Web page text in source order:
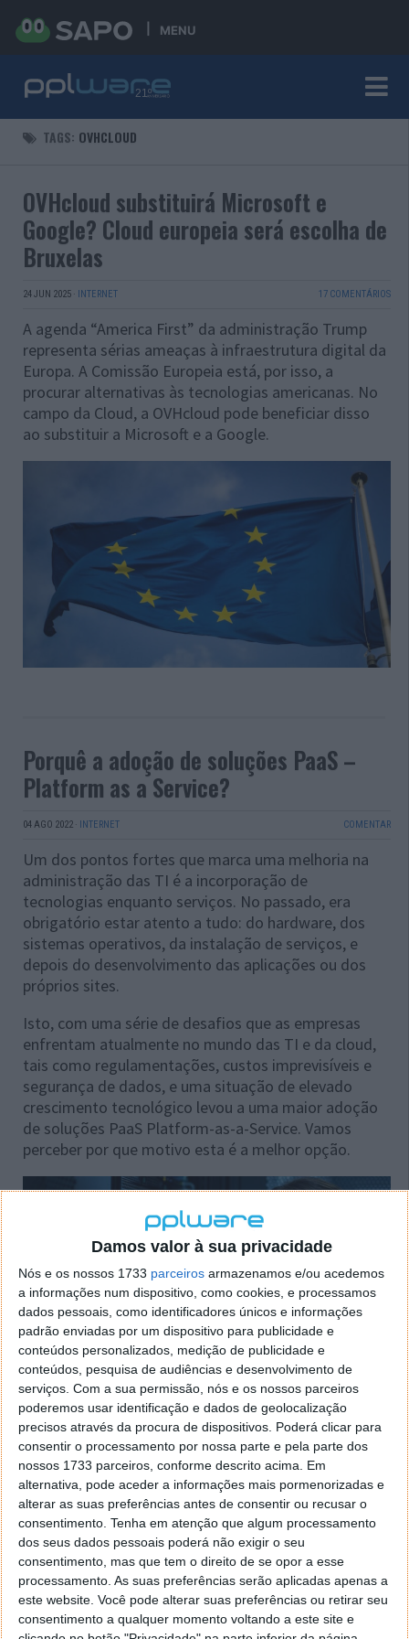
Damos valor à sua privacidade
Nós e os nossos 1733 parceiros armazenamos e/ou acedemos
a informações num dispositivo, como cookies, e processamos
dados pessoais, como identificadores únicos e informações
padrão enviadas por um dispositivo para publicidade e
conteúdos personalizados, medição de publicidade e
conteúdos, pesquisa de audiências e desenvolvimento de
serviços. Com a sua permissão, nós e os nossos parceiros
poderemos usar identificação e dados de geolocalização
precisos através da procura de dispositivos. Poderá clicar para
consentir o processamento por nossa parte e pela parte dos
nossos 1733 parceiros, conforme descrito acima. Em
alternativa, pode aceder a informações mais pormenorizadas e
alterar as suas preferências antes de consentir ou recusar o
consentimento. Tenha em atenção que algum processamento
dos seus dados pessoais poderá não exigir o seu
consentimento, mas que tem o direito de se opor a esse
processamento. As suas preferências serão aplicadas apenas a
este website. Você pode alterar suas preferências ou retirar seu
consentimento a qualquer momento voltando a este site e
MENU
TAGS: OVHCLOUD
OVHcloud substituirá Microsoft e
Google? Cloud europeia será escolha de
Bruxelas
24 JUN 2025 · INTERNET 17 COMENTÁRIOS
A agenda “America First” da administração Trump
representa sérias ameaças à infraestrutura digital da
Europa. A Comissão Europeia está, por isso, a
procurar alternativas às tecnologias americanas. No
campo da Cloud, a OVHcloud pode beneficiar disso
ao substituir a Microsoft e a Google.
Porquê a adoção de soluções PaaS –
Platform as a Service?
04 AGO 2022 · INTERNET COMENTAR
Um dos pontos fortes que marca uma melhoria na
administração das TI é a incorporação de
tecnologias enquanto serviços. No passado, era
obrigatório estar atento a tudo: do hardware, dos
sistemas operativos, da instalação de serviços, e
depois do desenvolvimento das aplicações ou dos
próprios sites.
Isto, com uma série de desafios que as empresas
enfrentam atualmente no mundo das TI e da cloud,
tais como regulamentações, custos imprevisíveis e
segurança de dados, e uma situação de elevado
crescimento tecnológico levou a uma maior adoção
de soluções PaaS Platform-as-a-Service. Vamos
perceber por que motivo esta é a melhor opção.
Construa o seu website em apenas 5
passos
15 NOV 2021·PUB·INTERNET 12 COMENTÁRIOS
“Construa o seu website em apenas 5 passos” não é
apenas um título: é uma realidade simples que nos